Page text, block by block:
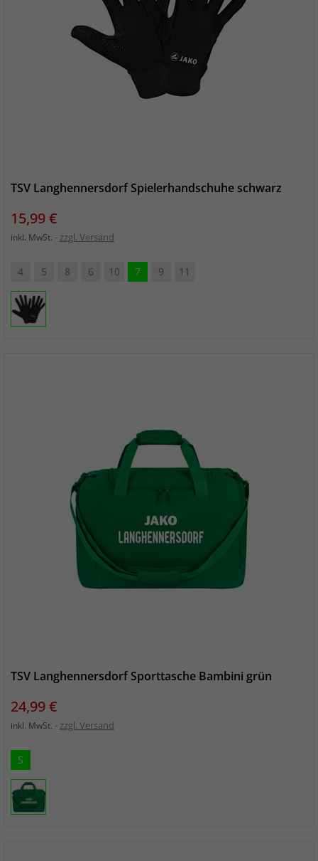
TSV Langhennersdorf Spielerhandschuhe schwarz
Preis
15,99 €
inkl. MwSt. zzgl. Versand
4 5 8 6 10 7 9 11
TSV Langhennersdorf Sporttasche Bambini grün
Preis
24,99 €
inkl. MwSt. zzgl. Versand
S